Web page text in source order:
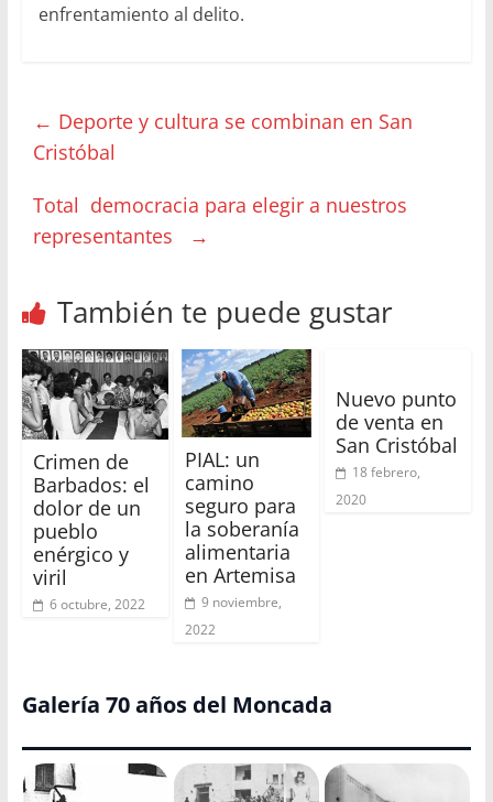
enfrentamiento al delito.
← Deporte y cultura se combinan en San
Cristóbal
Total democracia para elegir a nuestros
representantes
→
También te puede gustar
Crimen de
Barbados: el
dolor de un
pueblo
enérgico y
viril
6 octubre, 2022
PIAL: un
camino
seguro para
la soberanía
alimentaria
en Artemisa
9 noviembre,
2022
Nuevo punto
de venta en
San Cristóbal
18 febrero,
2020
Galería 70 años del Moncada